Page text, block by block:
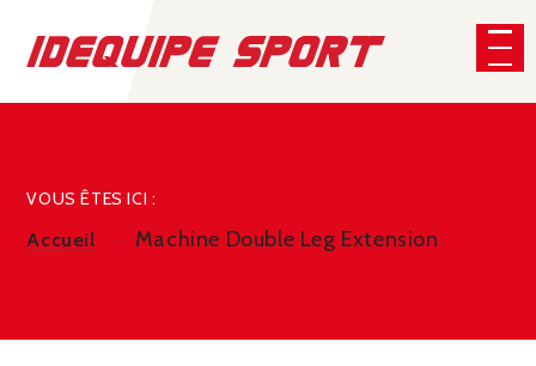
VOUS ÊTES ICI :
Accueil Machine Double Leg Extension